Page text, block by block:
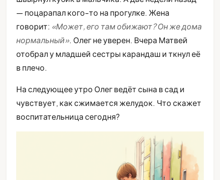
— поцарапал кого-то на прогулке. Жена
говорит: «Может, его там обижают? Он же дома
нормальный». Олег не уверен. Вчера Матвей
отобрал у младшей сестры карандаш и ткнул её
в плечо.
На следующее утро Олег ведёт сына в сад и
чувствует, как сжимается желудок. Что скажет
воспитательница сегодня?